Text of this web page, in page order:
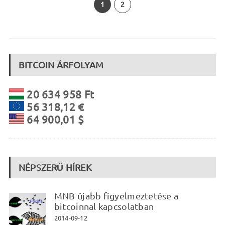
1 2
BITCOIN ÁRFOLYAM
20 634 958 Ft
56 318,12 €
64 900,01 $
NÉPSZERŰ HÍREK
MNB újabb figyelmeztetése a
bitcoinnal kapcsolatban
2014-09-12